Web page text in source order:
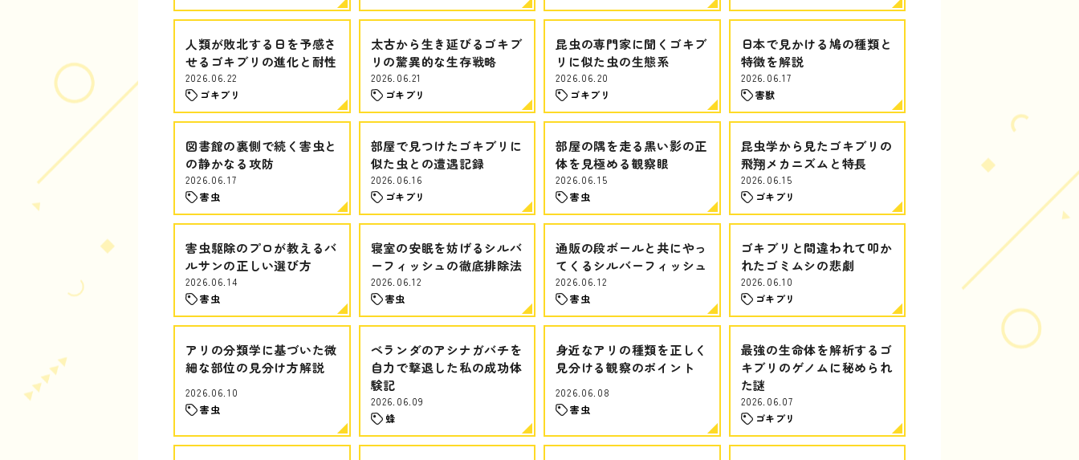
人類が敗北する日を予感さ
せるゴキブリの進化と耐性
2026.06.22
ゴキブリ
太古から生き延びるゴキブ
リの驚異的な生存戦略
2026.06.21
ゴキブリ
昆虫の専門家に聞くゴキブ
リに似た虫の生態系
2026.06.20
ゴキブリ
日本で見かける鳩の種類と
特徴を解説
2026.06.17
害獣
図書館の裏側で続く害虫と
の静かなる攻防
2026.06.17
害虫
部屋で見つけたゴキブリに
似た虫との遭遇記録
2026.06.16
ゴキブリ
部屋の隅を走る黒い影の正
体を見極める観察眼
2026.06.15
害虫
昆虫学から見たゴキブリの
飛翔メカニズムと特長
2026.06.15
ゴキブリ
害虫駆除のプロが教えるバ
ルサンの正しい選び方
2026.06.14
害虫
寝室の安眠を妨げるシルバ
ーフィッシュの徹底排除法
2026.06.12
害虫
通販の段ボールと共にやっ
てくるシルバーフィッシュ
2026.06.12
害虫
ゴキブリと間違われて叩か
れたゴミムシの悲劇
2026.06.10
ゴキブリ
アリの分類学に基づいた微
細な部位の見分け方解説
2026.06.10
害虫
ベランダのアシナガバチを
自力で撃退した私の成功体
験記
2026.06.09
蜂
身近なアリの種類を正しく
見分ける観察のポイント
2026.06.08
害虫
最強の生命体を解析するゴ
キブリのゲノムに秘められ
た謎
2026.06.07
ゴキブリ